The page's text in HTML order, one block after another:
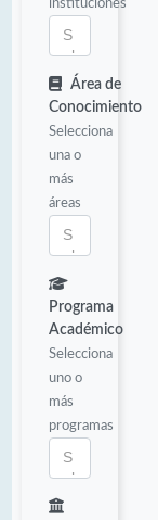
Área de
Conocimiento
Selecciona
una o
más
áreas
Programa
Académico
Selecciona
uno o
más
programas